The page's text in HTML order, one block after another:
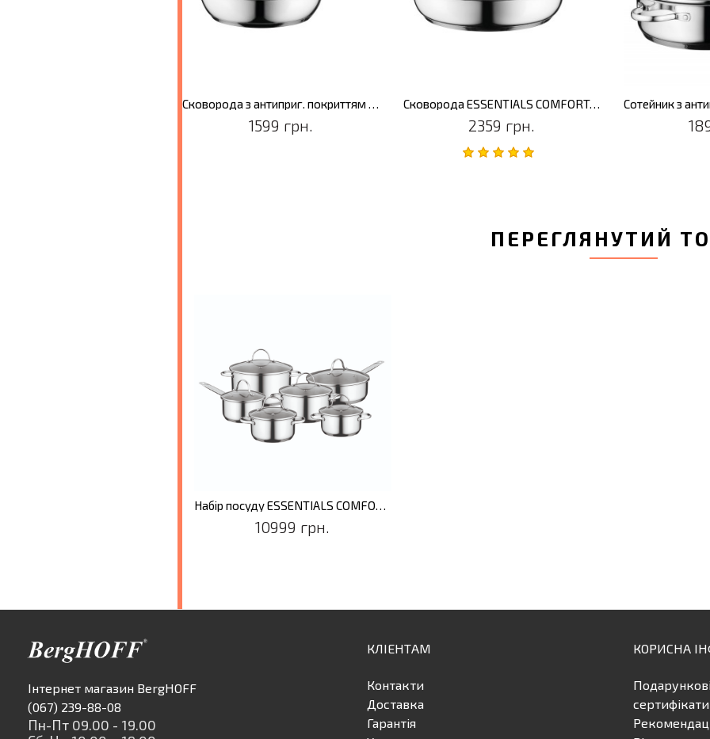
1599 грн.
Сковорода ESSENTIALS COMFORT, діам. 28 см, 3,6 л
2359 грн.
ПЕРЕГЛЯНУТИЙ
Набір посуду ESSENTIALS COMFORT, 12 пр.
10999 грн.
Інтернет магазин BergHOFF
(067) 239-88-08
Пн-Пт 09.00 - 19.00
КЛІЕНТАМ
Контакти
Доставка
Гарантія
КОРИСНА
сертифікати